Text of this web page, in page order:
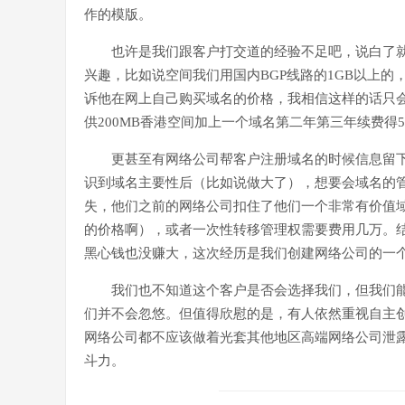
作的模版。
也许是我们跟客户打交道的经验不足吧，说白
兴趣，比如说空间我们用国内BGP线路的1GB以上
诉他在网上自己购买域名的价格，我相信这样的话
供200MB香港空间加上一个域名第二年第三年续费得
更甚至有网络公司帮客户注册域名的时候信息
识到域名主要性后（比如说做大了），想要会域名
失，他们之前的网络公司扣住了他们一个非常有价
的价格啊），或者一次性转移管理权需要费用几万
黑心钱也没赚大，这次经历是我们创建网络公司的一
我们也不知道这个客户是否会选择我们，但我
们并不会忽悠。但值得欣慰的是，有人依然重视自
网络公司都不应该做着光套其他地区高端网络公司
斗力。